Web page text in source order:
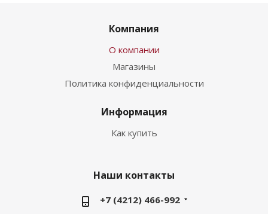
Компания
О компании
Магазины
Политика конфиденциальности
Информация
Как купить
Наши контакты
+7 (4212) 466-992